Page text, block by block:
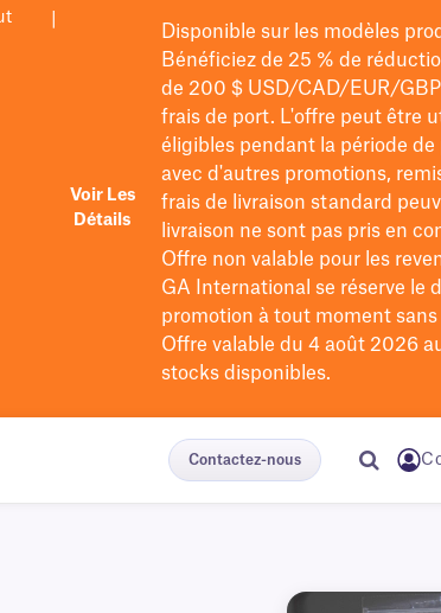
Voir Les
Détails
Disponible sur les modèles
Bénéficiez de 25 % de
de 200 $USD/CAD/EUR/GBP
frais de port. L'offre peut être
éligibles pendant la période de
avec d'autres promotions,
frais de livraison standard
livraison ne sont pas pris en
Offre non valable pour les
GA International se réserve le
promotion à tout moment
Offre valable du 4 août 2026
stocks disponibles.
Contactez-nous